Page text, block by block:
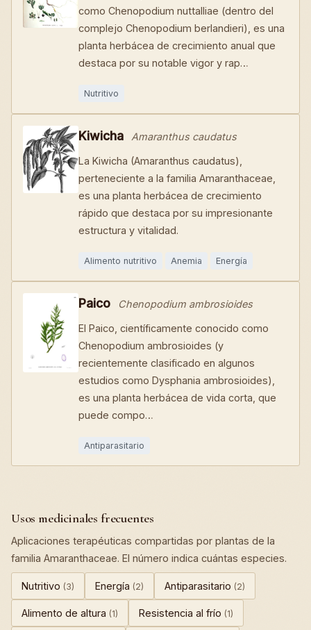
como Chenopodium nuttalliae (dentro del
complejo Chenopodium berlandieri), es una
planta herbácea de crecimiento anual que
destaca por su notable vigor y rap…
Nutritivo
Kiwicha Amaranthus caudatus
La Kiwicha (Amaranthus caudatus),
perteneciente a la familia Amaranthaceae,
es una planta herbácea de crecimiento
rápido que destaca por su impresionante
estructura y vitalidad.
Alimento nutritivo Anemia Energía
Paico Chenopodium ambrosioides
El Paico, científicamente conocido como
Chenopodium ambrosioides (y
recientemente clasificado en algunos
estudios como Dysphania ambrosioides),
es una planta herbácea de vida corta, que
puede compo…
Antiparasitario
Usos medicinales frecuentes
Aplicaciones terapéuticas compartidas por plantas de la
familia Amaranthaceae. El número indica cuántas especies.
Nutritivo (3) Energía (2) Antiparasitario (2)
Alimento de altura (1) Resistencia al frío (1)